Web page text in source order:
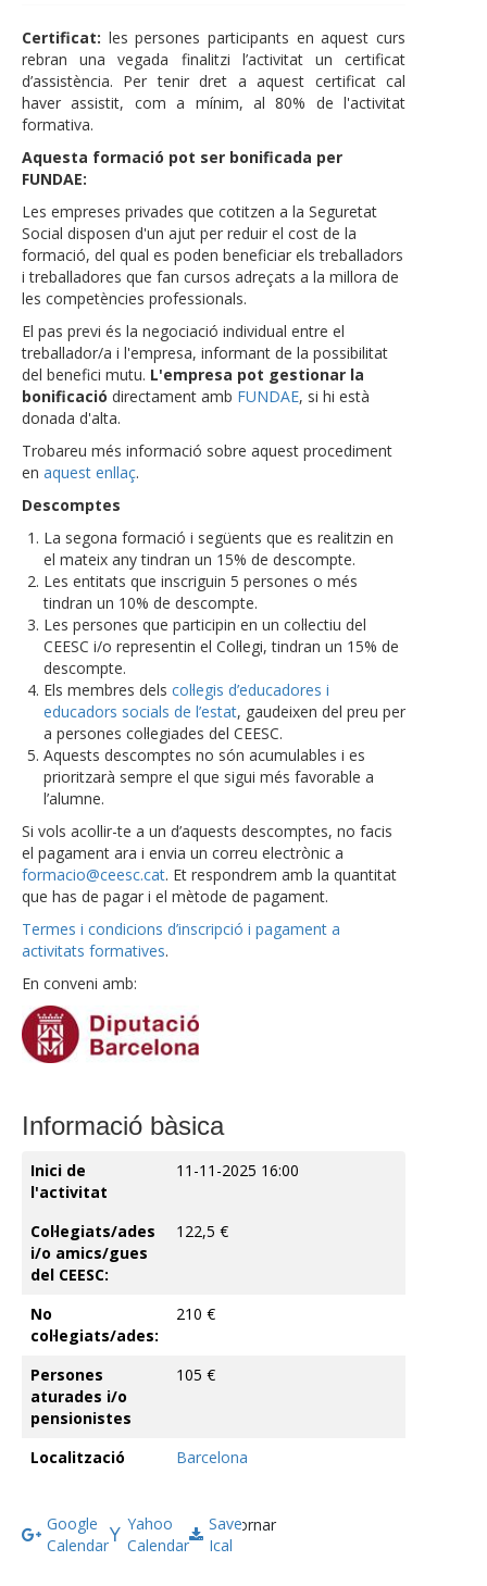
Certificat: les persones participants en aquest curs
rebran una vegada finalitzi l’activitat un certificat
d’assistència. Per tenir dret a aquest certificat cal
haver assistit, com a mínim, al 80% de l'activitat
formativa.
Aquesta formació pot ser bonificada per
FUNDAE:
Les empreses privades que cotitzen a la Seguretat
Social disposen d'un ajut per reduir el cost de la
formació, del qual es poden beneficiar els treballadors
i treballadores que fan cursos adreçats a la millora de
les competències professionals.
El pas previ és la negociació individual entre el
treballador/a i l'empresa, informant de la possibilitat
del benefici mutu. L'empresa pot gestionar la
bonificació directament amb FUNDAE, si hi està
donada d'alta.
Trobareu més informació sobre aquest procediment
en aquest enllaç.
Descomptes
La segona formació i següents que es realitzin en
el mateix any tindran un 15% de descompte.
Les entitats que inscriguin 5 persones o més
tindran un 10% de descompte.
Les persones que participin en un col·lectiu del
CEESC i/o representin el Col·legi, tindran un 15% de
descompte.
Els membres dels col·legis d’educadores i
educadors socials de l’estat, gaudeixen del preu per
a persones col·legiades del CEESC.
Aquests descomptes no són acumulables i es
prioritzarà sempre el que sigui més favorable a
l’alumne.
Si vols acollir-te a un d’aquests descomptes, no facis
el pagament ara i envia un correu electrònic a
formacio@ceesc.cat. Et respondrem amb la quantitat
que has de pagar i el mètode de pagament.
Termes i condicions d’inscripció i pagament a
activitats formatives.
En conveni amb:
Informació bàsica
Inici de
l'activitat
11-11-2025 16:00
Col·legiats/ades
i/o amics/gues
del CEESC:
122,5 €
No
col·legiats/ades:
210 €
Persones
aturades i/o
pensionistes
105 €
Localització Barcelona
Google
Calendar
Yahoo
Calendar
Save
Ical
Tornar